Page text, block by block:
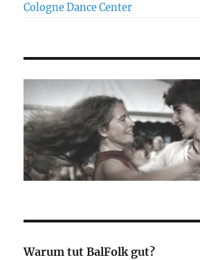
Cologne Dance Center
Warum tut BalFolk gut?